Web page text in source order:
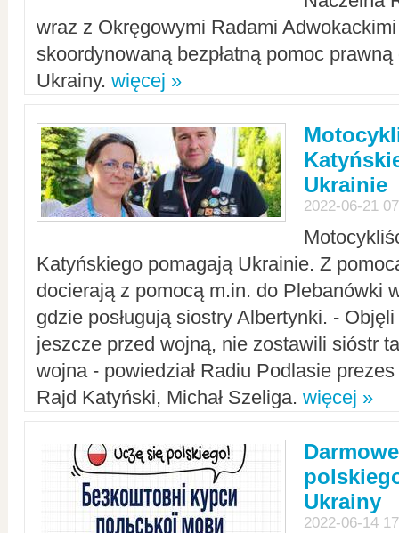
wraz z Okręgowymi Radami Adwokackimi
skoordynowaną bezpłatną pomoc
Ukrainy. więcej »
Ukrainie
2022-06-21
Katyńskiego pomagają Ukrainie. Z
docierają z pomocą m.in. do Plebanówki
gdzie posługują siostry Albertynki. -
jeszcze przed wojną, nie zostawili sióstr
wojna - powiedział Radiu Podlasie
Rajd Katyński, Michał Szeliga. więcej »
Ukrainy
2022-06-14